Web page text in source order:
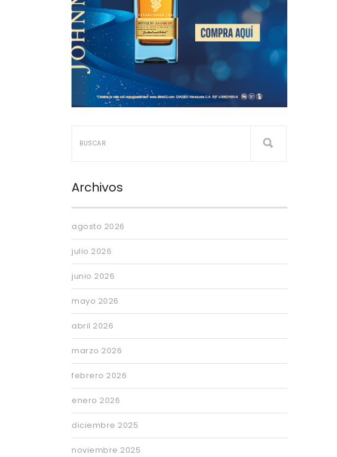
Archivos
agosto 2026
julio 2026
junio 2026
mayo 2026
abril 2026
marzo 2026
febrero 2026
enero 2026
diciembre 2025
noviembre 2025